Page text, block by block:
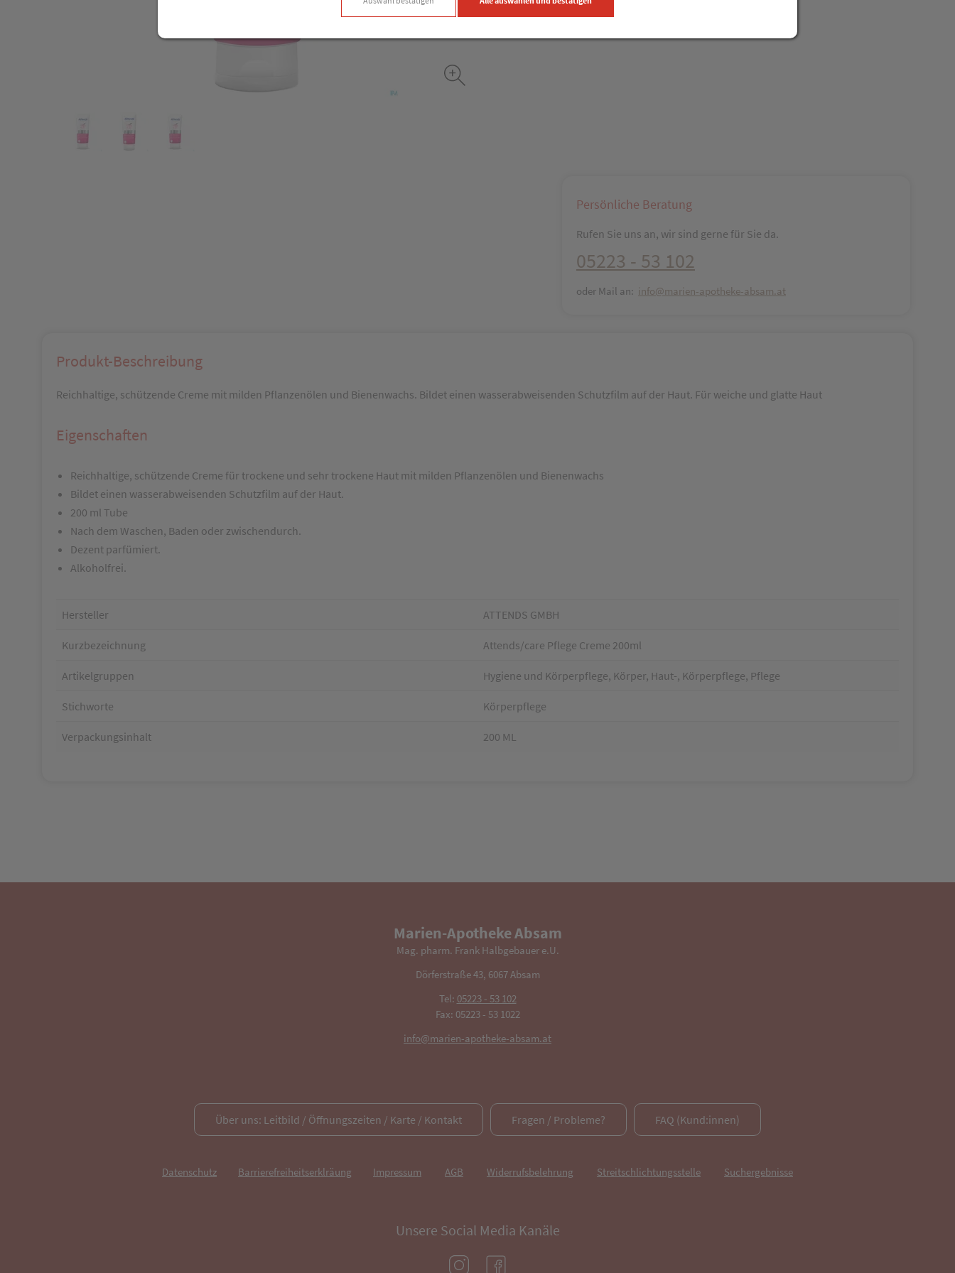
Persönliche Beratung
Rufen Sie uns an, wir sind gerne für Sie da.
05223 - 53 102
oder Mail an: info@marien-apotheke-absam.at
Produkt-Beschreibung
Reichhaltige, schützende Creme mit milden Pflanzenölen und Bienenwachs. Bildet einen wasserabweisenden Schutzfilm auf der Haut. Für weiche und glatte Haut
Eigenschaften
Reichhaltige, schützende Creme für trockene und sehr trockene Haut mit milden Pflanzenölen und Bienenwachs
Bildet einen wasserabweisenden Schutzfilm auf der Haut.
200 ml Tube
Nach dem Waschen, Baden oder zwischendurch.
Dezent parfümiert.
Alkoholfrei.
Hersteller ATTENDS GMBH
Kurzbezeichnung Attends/care Pflege Creme 200ml
Artikelgruppen Hygiene und Körperpflege, Körper, Haut-, Körperpflege, Pflege
Stichworte Körperpflege
Verpackungsinhalt 200 ML
Marien-Apotheke Absam
Mag. pharm. Frank Halbgebauer e.U.
Dörferstraße 43, 6067 Absam
Tel: 05223 - 53 102
Fax: 05223 - 53 1022
info@marien-apotheke-absam.at
Über uns: Leitbild / Öffnungszeiten / Karte / Kontakt Fragen / Probleme? FAQ (Kund:innen)
Datenschutz Barrierefreiheitserklräung Impressum AGB Widerrufsbelehrung Streitschlichtungsstelle Suchergebnisse
Unsere Social Media Kanäle
(öffnet in neuem Tab)